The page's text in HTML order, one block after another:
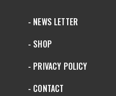
- NEWS LETTER
- SHOP
- PRIVACY POLICY
- CONTACT